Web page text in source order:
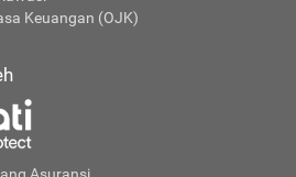
Keuangan (OJK)